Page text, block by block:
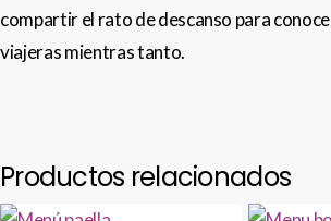
compartir el rato de descanso para
viajeras mientras tanto.
Productos relacionados